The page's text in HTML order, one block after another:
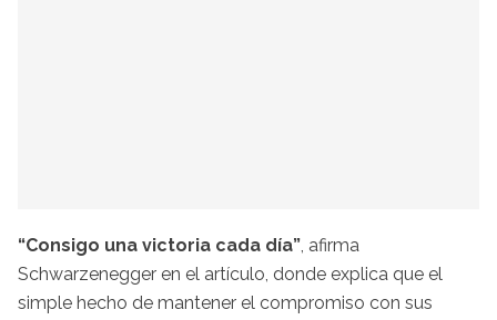
“Consigo una victoria cada día”, afirma
Schwarzenegger en el artículo, donde explica que el
simple hecho de mantener el compromiso con sus